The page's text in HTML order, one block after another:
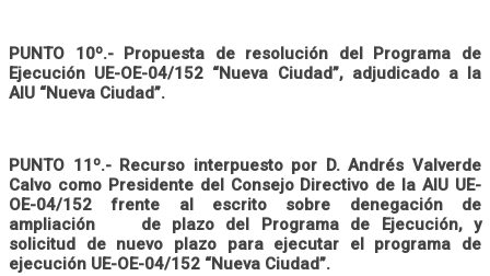
PUNTO 10º.- Propuesta de resolución del Programa de
Ejecución UE-OE-04/152 “Nueva Ciudad”, adjudicado a la
AIU “Nueva Ciudad”.
PUNTO 11º.- Recurso interpuesto por D. Andrés Valverde
Calvo como Presidente del Consejo Directivo de la AIU UE-
OE-04/152 frente al escrito sobre denegación de
ampliación de plazo del Programa de Ejecución, y
solicitud de nuevo plazo para ejecutar el programa de
ejecución UE-OE-04/152 “Nueva Ciudad”.